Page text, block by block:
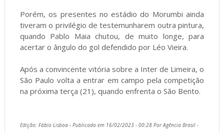
Porém, os presentes no estádio do Morumbi ainda
tiveram o privilégio de testemunharem outra pintura,
quando Pablo Maia chutou, de muito longe, para
acertar o ângulo do gol defendido por Léo Vieira.
Após a convincente vitória sobre a Inter de Limeira, o
São Paulo volta a entrar em campo pela competição
na próxima terça (21), quando enfrenta o São Bento.
Edição: Fábio Lisboa - Publicado em 16/02/2023 - 00:28 Por Agência Brasil -